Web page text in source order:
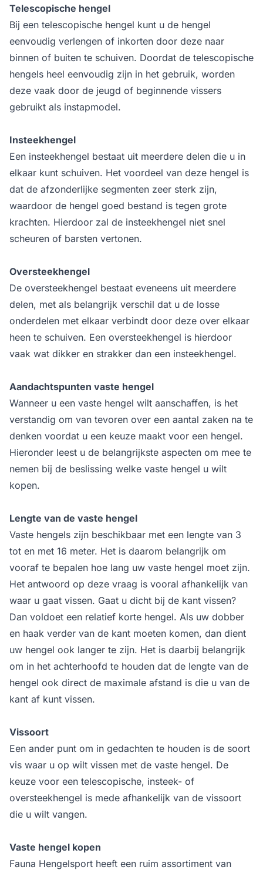
Telescopische hengel
Bij een telescopische hengel kunt u de hengel
eenvoudig verlengen of inkorten door deze naar
binnen of buiten te schuiven. Doordat de telescopische
hengels heel eenvoudig zijn in het gebruik, worden
deze vaak door de jeugd of beginnende vissers
gebruikt als instapmodel.
Insteekhengel
Een insteekhengel bestaat uit meerdere delen die u in
elkaar kunt schuiven. Het voordeel van deze hengel is
dat de afzonderlijke segmenten zeer sterk zijn,
waardoor de hengel goed bestand is tegen grote
krachten. Hierdoor zal de insteekhengel niet snel
scheuren of barsten vertonen.
Oversteekhengel
De oversteekhengel bestaat eveneens uit meerdere
delen, met als belangrijk verschil dat u de losse
onderdelen met elkaar verbindt door deze over elkaar
heen te schuiven. Een oversteekhengel is hierdoor
vaak wat dikker en strakker dan een insteekhengel.
Aandachtspunten vaste hengel
Wanneer u een vaste hengel wilt aanschaffen, is het
verstandig om van tevoren over een aantal zaken na te
denken voordat u een keuze maakt voor een hengel.
Hieronder leest u de belangrijkste aspecten om mee te
nemen bij de beslissing welke vaste hengel u wilt
kopen.
Lengte van de vaste hengel
Vaste hengels zijn beschikbaar met een lengte van 3
tot en met 16 meter. Het is daarom belangrijk om
vooraf te bepalen hoe lang uw vaste hengel moet zijn.
Het antwoord op deze vraag is vooral afhankelijk van
waar u gaat vissen. Gaat u dicht bij de kant vissen?
Dan voldoet een relatief korte hengel. Als uw dobber
en haak verder van de kant moeten komen, dan dient
uw hengel ook langer te zijn. Het is daarbij belangrijk
om in het achterhoofd te houden dat de lengte van de
hengel ook direct de maximale afstand is die u van de
kant af kunt vissen.
Vissoort
Een ander punt om in gedachten te houden is de soort
vis waar u op wilt vissen met de vaste hengel. De
keuze voor een telescopische, insteek- of
oversteekhengel is mede afhankelijk van de vissoort
die u wilt vangen.
Vaste hengel kopen
Fauna Hengelsport heeft een ruim assortiment van